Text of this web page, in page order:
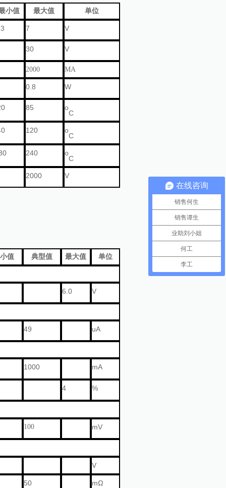
小值 最大值 单位
7 V
30 V
2000 MA
0.8 W
85 o
C
120 o
C
240 o
C
2000 V
值 典型值 最大值 单位
6.0 V
49 uA
1000 mA
4 %
100 mV
V
50 mΩ
在线咨询
销售何生
销售谭生
业助刘小姐
何工
李工